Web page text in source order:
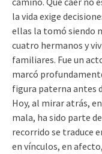
la vida exige
ellas la tomó siendo
cuatro hermanos y
familiares. Fue un
marcó
figura paterna antes
Hoy, al mirar atrás,
mala, ha sido parte
recorrido se traduce
en vínculos, en